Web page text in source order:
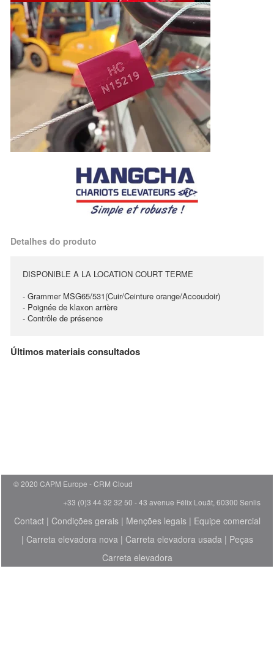
Detalhes do produto
DISPONIBLE A LA LOCATION COURT TERME
- Grammer MSG65/531(Cuir/Ceinture orange/Accoudoir)
- Poignée de klaxon arrière
- Contrôle de présence
Últimos materiais consultados
© 2020 CAPM Europe
CRM Cloud
+33 (0)3 44 32 32 50 - 43 avenue Félix Louât, 60300 Senlis
Contact| Condições gerais| Menções legais| Equipe comercial
| Carreta elevadora nova| Carreta elevadora usada| Peças
Carreta elevadora